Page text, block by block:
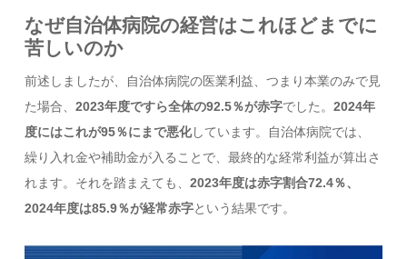
なぜ自治体病院の経営はこれほどまでに
苦しいのか
前述しましたが、自治体病院の医業利益、つまり本業のみで見
た場合、2023年度ですら全体の92.5％が赤字でした。2024年
度にはこれが95％にまで悪化しています。自治体病院では、
繰り入れ金や補助金が入ることで、最終的な経常利益が算出さ
れます。それを踏まえても、2023年度は赤字割合72.4％、
2024年度は85.9％が経常赤字という結果です。